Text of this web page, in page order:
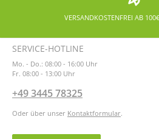
VERSANDKOSTENFREI AB
SERVICE-HOTLINE
Mo. - Do.: 08:00 - 16:00 Uhr
Fr. 08:00 - 13:00 Uhr
+49 3445 78325
Oder über unser Kontaktformular.